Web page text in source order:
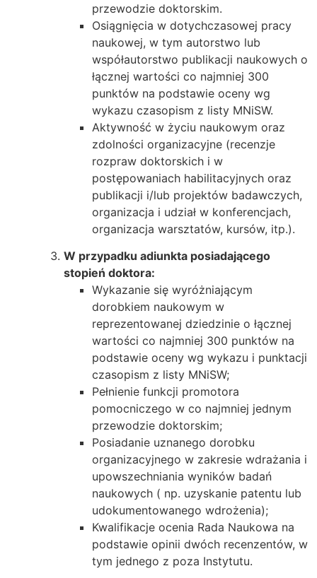
przewodzie doktorskim.
Osiągnięcia w dotychczasowej pracy
naukowej, w tym autorstwo lub
współautorstwo publikacji naukowych o
łącznej wartości co najmniej 300
punktów na podstawie oceny wg
wykazu czasopism z listy MNiSW.
Aktywność w życiu naukowym oraz
zdolności organizacyjne (recenzje
rozpraw doktorskich i w
postępowaniach habilitacyjnych oraz
publikacji i/lub projektów badawczych,
organizacja i udział w konferencjach,
organizacja warsztatów, kursów, itp.).
W przypadku adiunkta posiadającego
stopień doktora:
Wykazanie się wyróżniającym
dorobkiem naukowym w
reprezentowanej dziedzinie o łącznej
wartości co najmniej 300 punktów na
podstawie oceny wg wykazu i punktacji
czasopism z listy MNiSW;
Pełnienie funkcji promotora
pomocniczego w co najmniej jednym
przewodzie doktorskim;
Posiadanie uznanego dorobku
organizacyjnego w zakresie wdrażania i
upowszechniania wyników badań
naukowych ( np. uzyskanie patentu lub
udokumentowanego wdrożenia);
Kwalifikacje ocenia Rada Naukowa na
podstawie opinii dwóch recenzentów, w
tym jednego z poza Instytutu.